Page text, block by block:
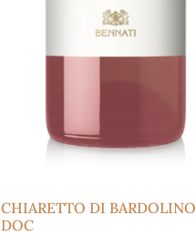
CHIARETTO DI BARDOLINO
DOC